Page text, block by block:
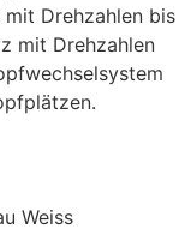
Drehzahlen bis
mit Drehzahlen